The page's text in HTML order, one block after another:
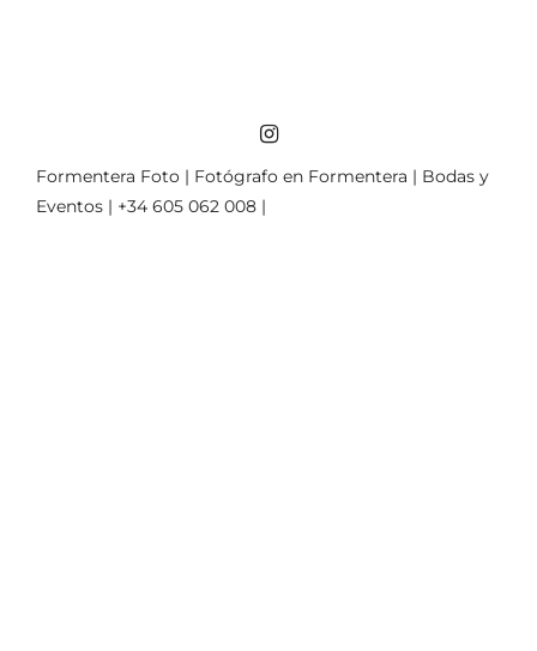
Formentera Foto | Fotógrafo en Formentera | Bodas y
Eventos | +34 605 062 008 |